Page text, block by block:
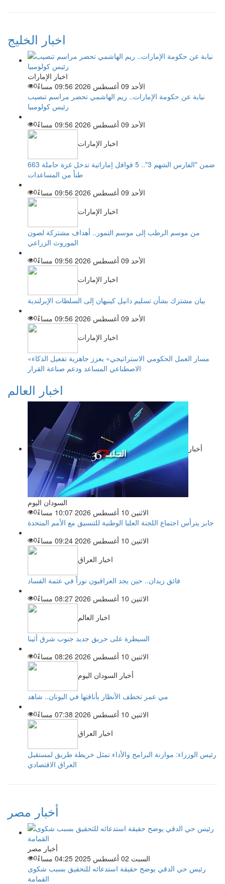
اخبار الخليج
اخبار الإمارات
الأحد 09 أغسطس 2026 09:56 مساءً
0
نيابة عن حكومة الإمارات.. ريم الهاشمي تحضر مراسم تنصيب
رئيس كولومبيا
الأحد 09 أغسطس 2026 09:56 مساءً
0
اخبار الإمارات
ضمن "الفارس الشهم 3".. 5 قوافل إماراتية تدخل غزة حاملة 663
طناً من المساعدات
الأحد 09 أغسطس 2026 09:56 مساءً
0
اخبار الإمارات
من موسم الرطب إلى موسم التمور.. أهداف مشتركة لصون
الموروث الزراعي
الأحد 09 أغسطس 2026 09:56 مساءً
0
اخبار الإمارات
بيان مشترك بشأن تسليم دانيل كينيهان إلى السلطات الإيرلندية
الأحد 09 أغسطس 2026 09:56 مساءً
0
اخبار الإمارات
«مسار العمل الحكومي الاستراتيجي» يعزز جاهزية تفعيل الذكاء
الاصطناعي المساعد ودعم صناعة القرار
اخبار العالم
أخبار
السودان اليوم
الاثنين 10 أغسطس 2026 10:07 مساءً
0
جابر يترأس اجتماع اللجنة العليا الوطنية للتنسيق مع الأمم المتحدة
الاثنين 10 أغسطس 2026 09:24 مساءً
0
اخبار العراق
فائق زيدان.. حين يجد العراقيون نوراً في عتمة الفساد
الاثنين 10 أغسطس 2026 08:27 مساءً
0
اخبار العالم
السيطرة على حريق جديد جنوب شرق أثينا
الاثنين 10 أغسطس 2026 08:26 مساءً
0
أخبار السودان اليوم
مي عمر تخطف الأنظار بأناقتها في اليونان.. شاهد
الاثنين 10 أغسطس 2026 07:38 مساءً
0
اخبار العراق
رئيس الوزراء: موازنة البرامج والأداء تمثل خريطة طريق لمستقبل
العراق الاقتصادي
أخبار مصر
أخبار مصر
السبت 02 أغسطس 2025 04:25 مساءً
0
رئيس حي الدقي يوضح حقيقة استدعائه للتحقيق بسبب شكوى
القمامة